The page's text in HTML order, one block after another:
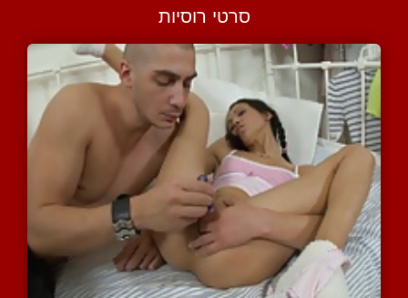
סרטי רוסיות